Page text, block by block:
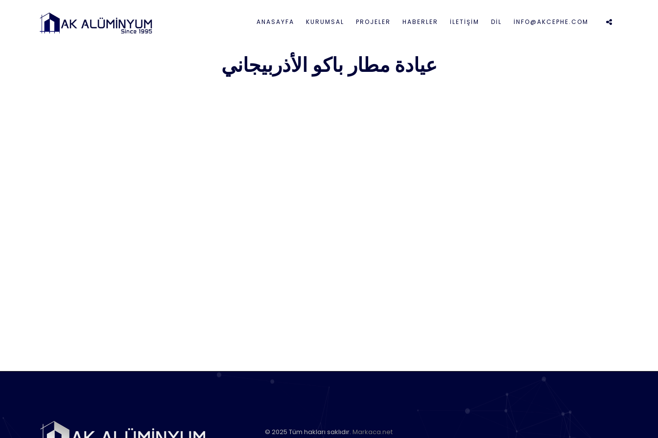
ANASAYFA KURUMSAL PROJELER HABERLER İLETIŞIM DİL İNFO@AKCEPHE.COM
عيادة مطار باكو الأذربيجاني
© 2025 Tüm hakları saklıdır. Markaca.net